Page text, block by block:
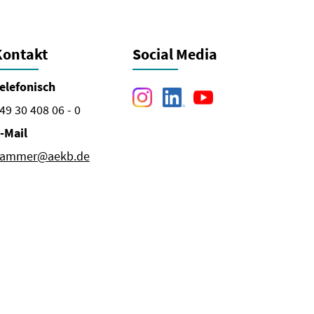
30 408 06 - 0
Mail
Social Media